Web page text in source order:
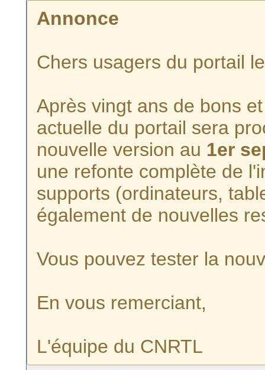
Annonce
Chers usagers du portail
Après vingt ans de bons
actuelle du portail sera
nouvelle version au 1er
une refonte complète de
supports (ordinateurs,
également de nouvelles
Vous pouvez tester la
En vous remerciant,
L'équipe du CNRTL